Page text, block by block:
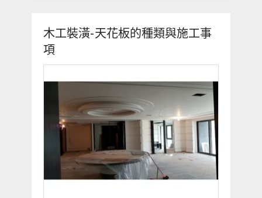
木工裝潢-天花板的種類與施工事
項